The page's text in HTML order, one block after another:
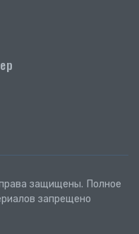
защищены. Полное
запрещено